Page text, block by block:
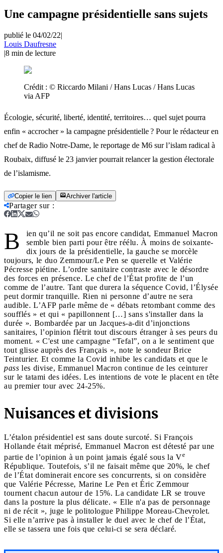
Une campagne présidentielle sans sujets
publié le 04/02/22|
Louis Daufresne
|8 min de lecture
Crédit : © Riccardo Milani / Hans Lucas / Hans Lucas
via AFP
Écologie, sécurité, liberté, identité, territoires… quel sujet pourra
enfin « accrocher » la campagne présidentielle ? Pour le rédacteur en
chef de Radio Notre-Dame, le reportage de M6 sur l’islam radical à
Roubaix, diffusé le 23 janvier pourrait relancer la gestion électorale
de l’islamisme.
Copier le lien Archiver l'article
Partager sur:
B
ien qu’il ne soit pas encore candidat, Emmanuel Macron
semble bien parti pour être réélu. À moins de soixante-
dix jours de la présidentielle, la gauche se morcèle
toujours, le duo Zemmour/Le Pen se querelle et Valérie
Pécresse piétine. L’ordre sanitaire contraste avec le désordre
des forces en présence. Le chef de l’État profite de l’un
comme de l’autre. Tant que durera la séquence Covid, l’Élysée
peut dormir tranquille. Rien ni personne d’autre ne sera
audible. L’AFP parle même de « débats retombant comme des
soufflés » et qui « papillonnent […] sans s'installer dans la
durée ». Bombardée par un Jacques-a-dit d’injonctions
sanitaires, l’opinion flétrit tout discours étranger à ses peurs du
moment. « C'est une campagne “Tefal”, on a le sentiment que
tout glisse auprès des Français », note le sondeur Brice
Teinturier. Et comme la Covid inhibe les candidats et que le
pass les divise, Emmanuel Macron continue de les ceinturer
sur le tatami des idées. Les intentions de vote le placent en tête
au premier tour avec 24-25%.
Nuisances et divisions
L’étalon présidentiel est sans doute surcoté. Si François
Hollande était méprisé, Emmanuel Macron est détesté par une
partie de l’opinion à un point jamais égalé sous la Ve
République. Toutefois, s’il ne faisait même que 20%, le chef
de l’État dominerait encore ses concurrents, si on considère
que Valérie Pécresse, Marine Le Pen et Éric Zemmour
tournent chacun autour de 15%. La candidate LR se trouve
dans la posture la plus délicate. « Elle n'a pas de personnage
ni de récit », juge le politologue Philippe Moreau-Chevrolet.
Si elle n’arrive pas à installer le duel avec le chef de l’État,
elle se tassera une fois que celui-ci se sera déclaré.